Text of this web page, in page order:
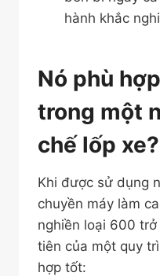
hành khắc
Nó phù
trong một
chế lốp xe?
Khi được sử dụng
chuyền máy làm
nghiền loại 600
tiên của một quy
hợp tốt: